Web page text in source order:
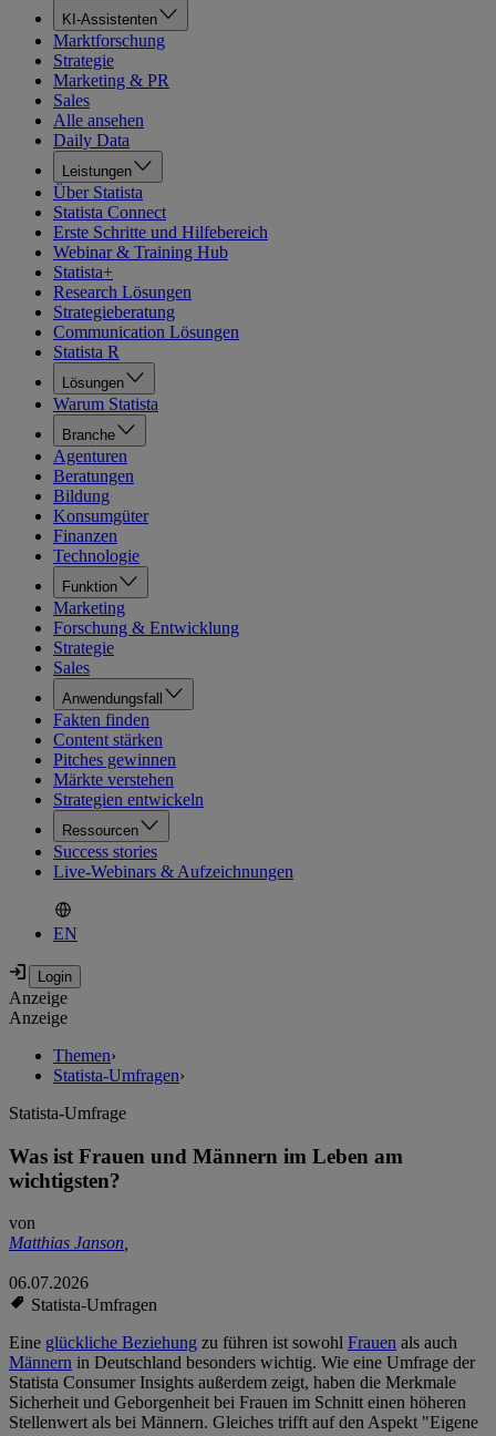
KI-Assistenten
Marktforschung
Strategie
Marketing & PR
Sales
Alle ansehen
Daily Data
Leistungen
Über Statista
Statista Connect
Erste Schritte und Hilfebereich
Webinar & Training Hub
Statista+
Research Lösungen
Strategieberatung
Communication Lösungen
Statista R
Lösungen
Warum Statista
Branche
Agenturen
Beratungen
Bildung
Konsumgüter
Finanzen
Technologie
Funktion
Marketing
Forschung & Entwicklung
Strategie
Sales
Anwendungsfall
Fakten finden
Content stärken
Pitches gewinnen
Märkte verstehen
Strategien entwickeln
Ressourcen
Success stories
Live-Webinars & Aufzeichnungen
EN
Anzeige
Anzeige
Themen›
Statista-Umfragen›
Statista-Umfrage
Was ist Frauen und Männern im Leben am
wichtigsten?
von
Matthias Janson,
06.07.2026
Statista-Umfragen
Eine glückliche Beziehung zu führen ist sowohl Frauen als auch
Männern in Deutschland besonders wichtig. Wie eine Umfrage der
Statista Consumer Insights außerdem zeigt, haben die Merkmale
Sicherheit und Geborgenheit bei Frauen im Schnitt einen höheren
Stellenwert als bei Männern. Gleiches trifft auf den Aspekt "Eigene